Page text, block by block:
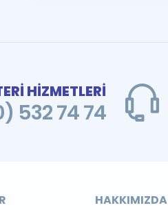
HİZMETLERİ
532 74 74
HAKKIMIZDA